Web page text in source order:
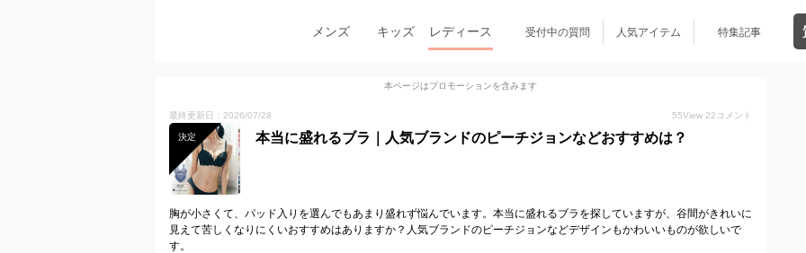
メンズ キッズ レディース 受付中の質問 人気アイテム 特集記事
本ページはプロモーションを含みます
最終更新日：2026/07/28 55View 22 コメント
決定 本当に盛れるブラ｜人気ブランドのピーチジョンなどおすすめは？
胸が小さくて、パッド入りを選んでもあまり盛れず悩んでいます。本当に盛れるブラを探していますが、谷間がきれいに
見えて苦しくなりにくいおすすめはありますか？人気ブランドのピーチジョンなどデザインもかわいいものが欲しいで
す。